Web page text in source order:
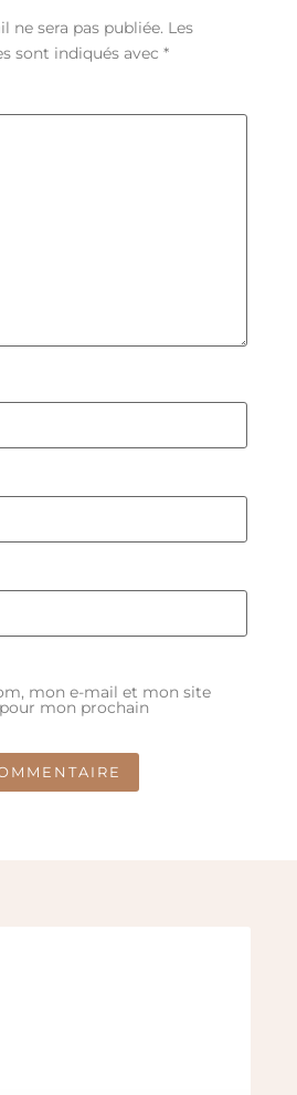
ne sera pas publiée. Les
sont indiqués avec *
mon e-mail et mon site
mon prochain